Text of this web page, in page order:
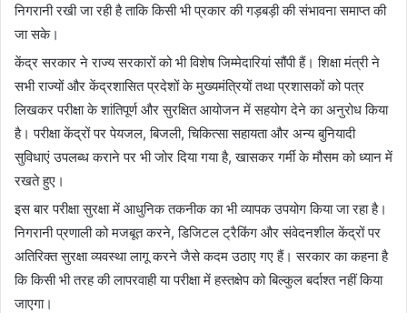
निगरानी रखी जा रही है ताकि किसी भी प्रकार की गड़बड़ी की संभावना समाप्त की
जा सके।
केंद्र सरकार ने राज्य सरकारों को भी विशेष जिम्मेदारियां सौंपी हैं। शिक्षा मंत्री ने
सभी राज्यों और केंद्रशासित प्रदेशों के मुख्यमंत्रियों तथा प्रशासकों को पत्र
लिखकर परीक्षा के शांतिपूर्ण और सुरक्षित आयोजन में सहयोग देने का अनुरोध किया
है। परीक्षा केंद्रों पर पेयजल, बिजली, चिकित्सा सहायता और अन्य बुनियादी
सुविधाएं उपलब्ध कराने पर भी जोर दिया गया है, खासकर गर्मी के मौसम को ध्यान में
रखते हुए।
इस बार परीक्षा सुरक्षा में आधुनिक तकनीक का भी व्यापक उपयोग किया जा रहा है।
निगरानी प्रणाली को मजबूत करने, डिजिटल ट्रैकिंग और संवेदनशील केंद्रों पर
अतिरिक्त सुरक्षा व्यवस्था लागू करने जैसे कदम उठाए गए हैं। सरकार का कहना है
कि किसी भी तरह की लापरवाही या परीक्षा में हस्तक्षेप को बिल्कुल बर्दाश्त नहीं किया
जाएगा।